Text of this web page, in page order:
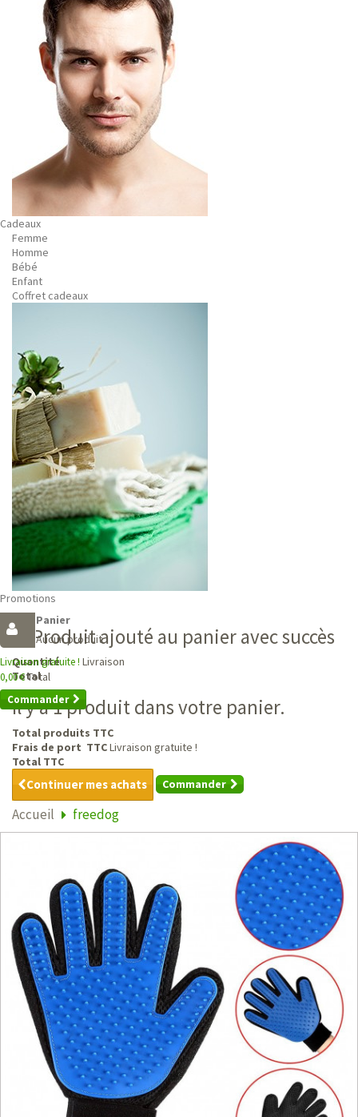
Cadeaux
Femme
Homme
Bébé
Enfant
Coffret cadeaux
Promotions
Panier
Aucun produit
Livraison gratuite ! Livraison
0,00 €Total
Commander
Produit ajouté au panier avec succès
Quantité
Total
Il y a 1 produit dans votre panier.
Total produits TTC
Frais de port TTCLivraison gratuite !
Total TTC
Continuer mes achats Commander
Accueil freedog